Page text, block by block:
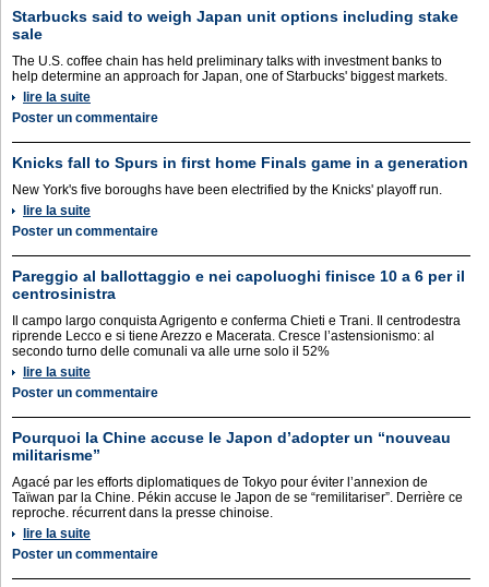
Starbucks said to weigh Japan unit options including stake
sale
The U.S. coffee chain has held preliminary talks with investment banks to
help determine an approach for Japan, one of Starbucks' biggest markets.
lire la suite
Poster un commentaire
Knicks fall to Spurs in first home Finals game in a generation
New York's five boroughs have been electrified by the Knicks' playoff run.
lire la suite
Poster un commentaire
Pareggio al ballottaggio e nei capoluoghi finisce 10 a 6 per il
centrosinistra
Il campo largo conquista Agrigento e conferma Chieti e Trani. Il centrodestra
riprende Lecco e si tiene Arezzo e Macerata. Cresce l’astensionismo: al
secondo turno delle comunali va alle urne solo il 52%
lire la suite
Poster un commentaire
Pourquoi la Chine accuse le Japon d’adopter un “nouveau
militarisme”
Agacé par les efforts diplomatiques de Tokyo pour éviter l’annexion de
Taïwan par la Chine. Pékin accuse le Japon de se “remilitariser”. Derrière ce
reproche. récurrent dans la presse chinoise.
lire la suite
Poster un commentaire